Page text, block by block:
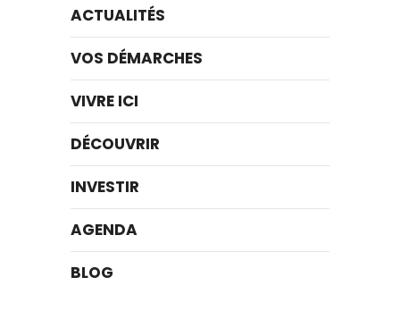
ACTUALITÉS
VOS DÉMARCHES
VIVRE ICI
DÉCOUVRIR
INVESTIR
AGENDA
BLOG